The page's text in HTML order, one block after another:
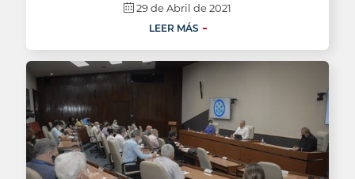
29 de Abril de 2021
LEER MÁS